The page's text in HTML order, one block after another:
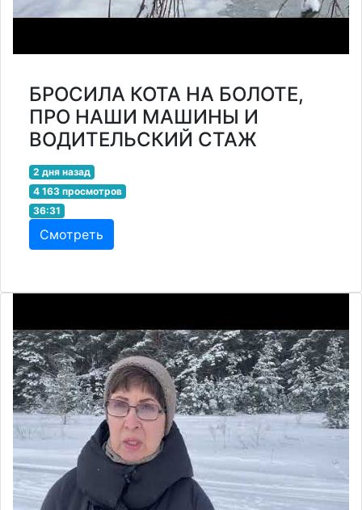
БРОСИЛА КОТА НА БОЛОТЕ,
ПРО НАШИ МАШИНЫ И
ВОДИТЕЛЬСКИЙ СТАЖ
2 дня назад
4 163 просмотров
36:31
Смотреть